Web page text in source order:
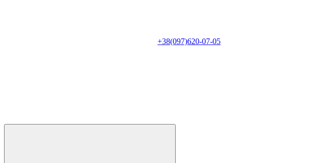
+38(097)620-07-05